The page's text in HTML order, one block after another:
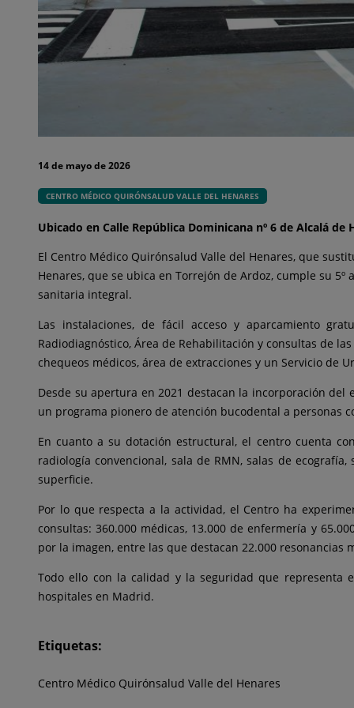
14 de mayo de 2026
CENTRO MÉDICO QUIRÓNSALUD VALLE DEL HENARES
Ubicado en Calle República Dominicana nº 6 de Alcalá
El Centro Médico Quirónsalud Valle del Henares, que
Henares, que se ubica en Torrejón de Ardoz, cumple su
sanitaria integral.
Las instalaciones, de fácil acceso y aparcamiento
Radiodiagnóstico, Área de Rehabilitación y consultas de
chequeos médicos, área de extracciones y un Servicio de
Desde su apertura en 2021 destacan la incorporación
un programa pionero de atención bucodental a personas
En cuanto a su dotación estructural, el centro cuenta
radiología convencional, sala de RMN, salas de
superficie.
Por lo que respecta a la actividad, el Centro ha
consultas: 360.000 médicas, 13.000 de enfermería y
por la imagen, entre las que destacan 22.000 resonancias
Todo ello con la calidad y la seguridad que representa
hospitales en Madrid.
Etiquetas:
Centro Médico Quirónsalud Valle del Henares